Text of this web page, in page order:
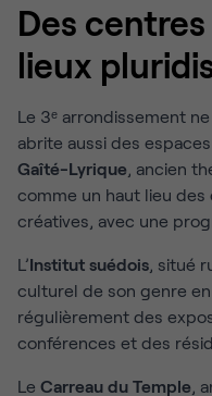
Des
lieux
Le 3ᵉ arrondissement
abrite aussi des
Gaîté-Lyrique, ancien
comme un haut lieu
créatives, avec une
L’Institut suédois, situé
culturel de son genre
régulièrement des
conférences et des
Le Carreau du Temple,